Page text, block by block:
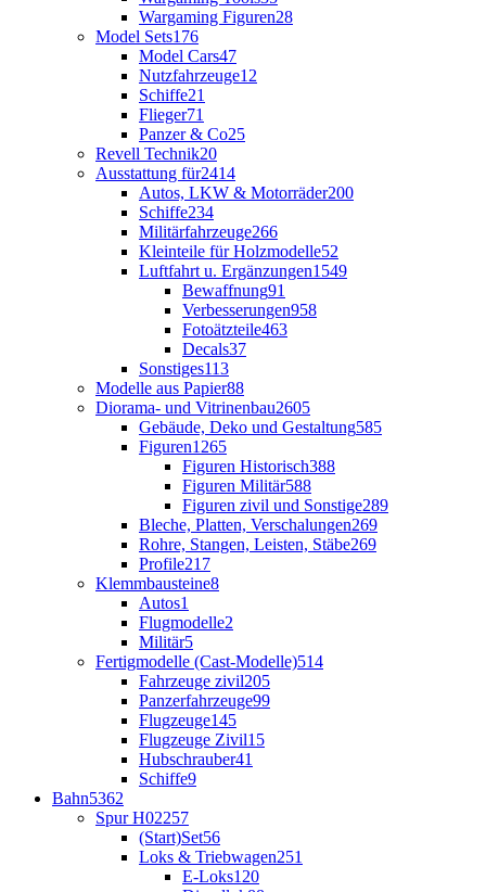
Wargaming Figuren28
Model Sets176
Model Cars47
Nutzfahrzeuge12
Schiffe21
Flieger71
Panzer & Co25
Revell Technik20
Ausstattung für2414
Autos, LKW & Motorräder200
Schiffe234
Militärfahrzeuge266
Kleinteile für Holzmodelle52
Luftfahrt u. Ergänzungen1549
Bewaffnung91
Verbesserungen958
Fotoätzteile463
Decals37
Sonstiges113
Modelle aus Papier88
Diorama- und Vitrinenbau2605
Gebäude, Deko und Gestaltung585
Figuren1265
Figuren Historisch388
Figuren Militär588
Figuren zivil und Sonstige289
Bleche, Platten, Verschalungen269
Rohre, Stangen, Leisten, Stäbe269
Profile217
Klemmbausteine8
Autos1
Flugmodelle2
Militär5
Fertigmodelle (Cast-Modelle)514
Fahrzeuge zivil205
Panzerfahrzeuge99
Flugzeuge145
Flugzeuge Zivil15
Hubschrauber41
Schiffe9
Bahn5362
Spur H02257
(Start)Set56
Loks & Triebwagen251
E-Loks120